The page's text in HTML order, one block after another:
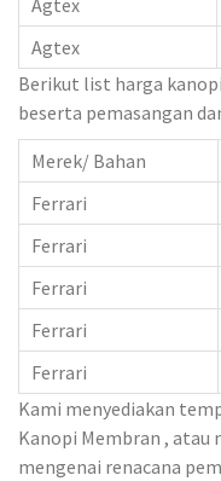
Agtex
Berikut list harga
beserta pemasangan
Merek/ Bahan
Ferrari
Ferrari
Ferrari
Ferrari
Ferrari
Kami menyediakan
Kanopi Membran ,
mengenai renacana